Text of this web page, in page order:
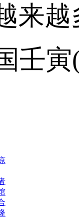
来
寅(